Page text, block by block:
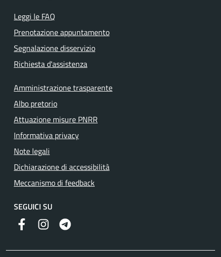
Leggi le FAQ
Prenotazione appuntamento
Segnalazione disservizio
Richiesta d'assistenza
Amministrazione trasparente
Albo pretorio
Attuazione misure PNRR
Informativa privacy
Note legali
Dichiarazione di accessibilità
Meccanismo di feedback
SEGUICI SU
Facebook InstagramTelegram